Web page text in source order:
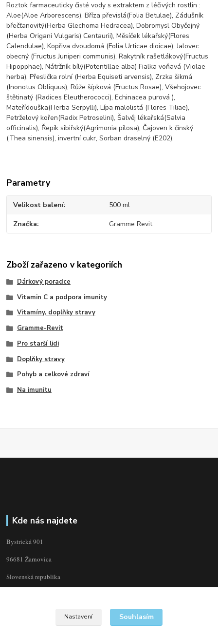
Roztok farmaceuticky čisté vody s extraktem z léčivých rostlin :
Aloe(Aloe Arborescens), Bříza převislá(Folia Betulae), Zádušník
břečťanovitý(Herba Glechoma Hedracea), Dobromysl Obyčejný
(Herba Origani Vulgaris) Centaurii), Měsíček lékařský(Flores
Calendulae), Kopřiva dvoudomá (Folia Urticae dioicae), Jalovec
obecný (Fructus Juniperi communis), Rakytník rašetlákový(Fructus
Hipopphae), Nátržník bílý(Potentillae alba) Fialka voňavá (Violae
herba), Přeslička rolní (Herba Equiseti arvensis), Zrzka šikmá
(Inonotus Obliquus), Růže šípková (Fructus Rosae), Všehojovec
štětinatý (Radices Eleutherococci), Echinacea purová ),
Mateřídouška(Herba Serpylli), Lípa malolistá (Flores Tiliae),
Petrželový kořen(Radix Petroselini), Šalvěj lékařská(Salvia
officinalis), Řepík sibiřský(Agrimonia pilosa), Čajoven k čínský
(Thea sinensis), invertní cukr, Sorban draselný (E202).
Parametry
Velikost balení 500 ml
Značka Gramme Revit
Zboží zařazeno v kategoriích
Dárkový poradce
Vitamin C a podpora imunity
Vitamíny, doplňky stravy
Gramme-Revit
Pro starší lidi
Doplňky stravy
Pohyb a celkové zdraví
Na imunitu
Kde nás najdete
Bystrická 901
96681 Žarnovica
Slovenská republika
Nastavení Souhlasím